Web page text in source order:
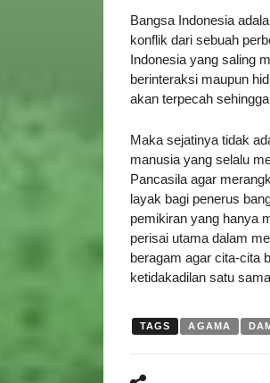
Bangsa Indonesia
konflik dari sebuah
Indonesia yang saling
berinteraksi maupun
akan terpecah
Maka sejatinya tidak
manusia yang selalu
Pancasila agar
layak bagi penerus
pemikiran yang hanya
perisai utama dalam
beragam agar cita-cita
ketidakadilan satu
TAGS AGAMA